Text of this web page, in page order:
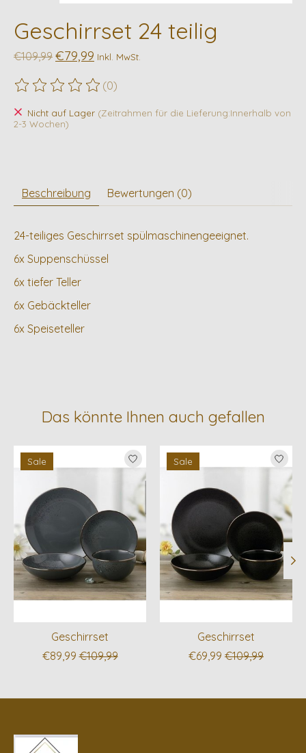
Geschirrset 24 teilig
€109,99 €79,99 Inkl. MwSt.
Die Bewertung dieses Produkts ist
(0)
Nicht auf Lager (Zeitrahmen für die Lieferung:Innerhalb von
2-3 Wochen)
Beschreibung Bewertungen (0)
24-teiliges Geschirrset spülmaschinengeeignet.
6x Suppenschüssel
6x tiefer Teller
6x Gebäckteller
6x Speiseteller
Das könnte Ihnen auch gefallen
Produkt-Karussell-Artikel
Sale
Geschirrset
€89,99 €109,99
Sale
Geschirrset
€69,99 €109,99